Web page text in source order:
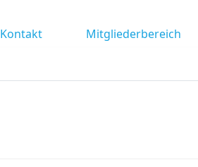
Kontakt
Mitgliederbereich